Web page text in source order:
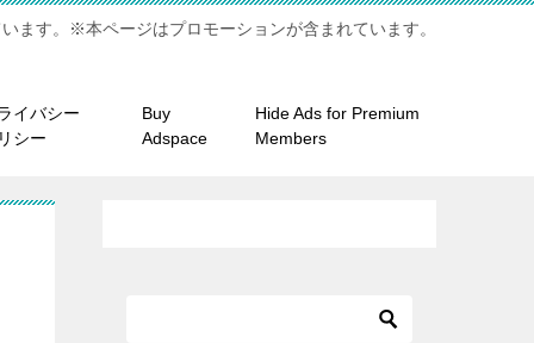
ます。※本ページはプロモーションが含まれています。
イバシー
シー
Buy
Adspace
Hide Ads for Premium
Members